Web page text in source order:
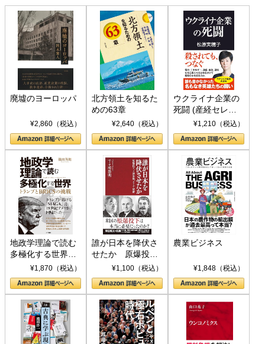
廃墟のヨーロッパ
¥2,860（税込）
北方領土を知るた
めの63章
¥2,640（税込）
ウクライナ企業の
死闘 (産経セレク
ト S 039)¥1,210（税込）
地政学理論で読む
多極化する世界：
トランプとBRICS
の挑戦
¥1,870（税込）
誰が日本を降伏さ
せたか 原爆投
下、ソ連参戦、そ
して聖断 (PHP新
書)
¥1,100（税込）
農業ビジネス
¥1,848（税込）